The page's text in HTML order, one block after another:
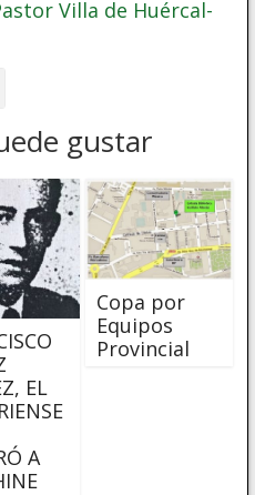
Villa de Huércal-
gustar
EL
A
Copa por
Equipos
Provincial